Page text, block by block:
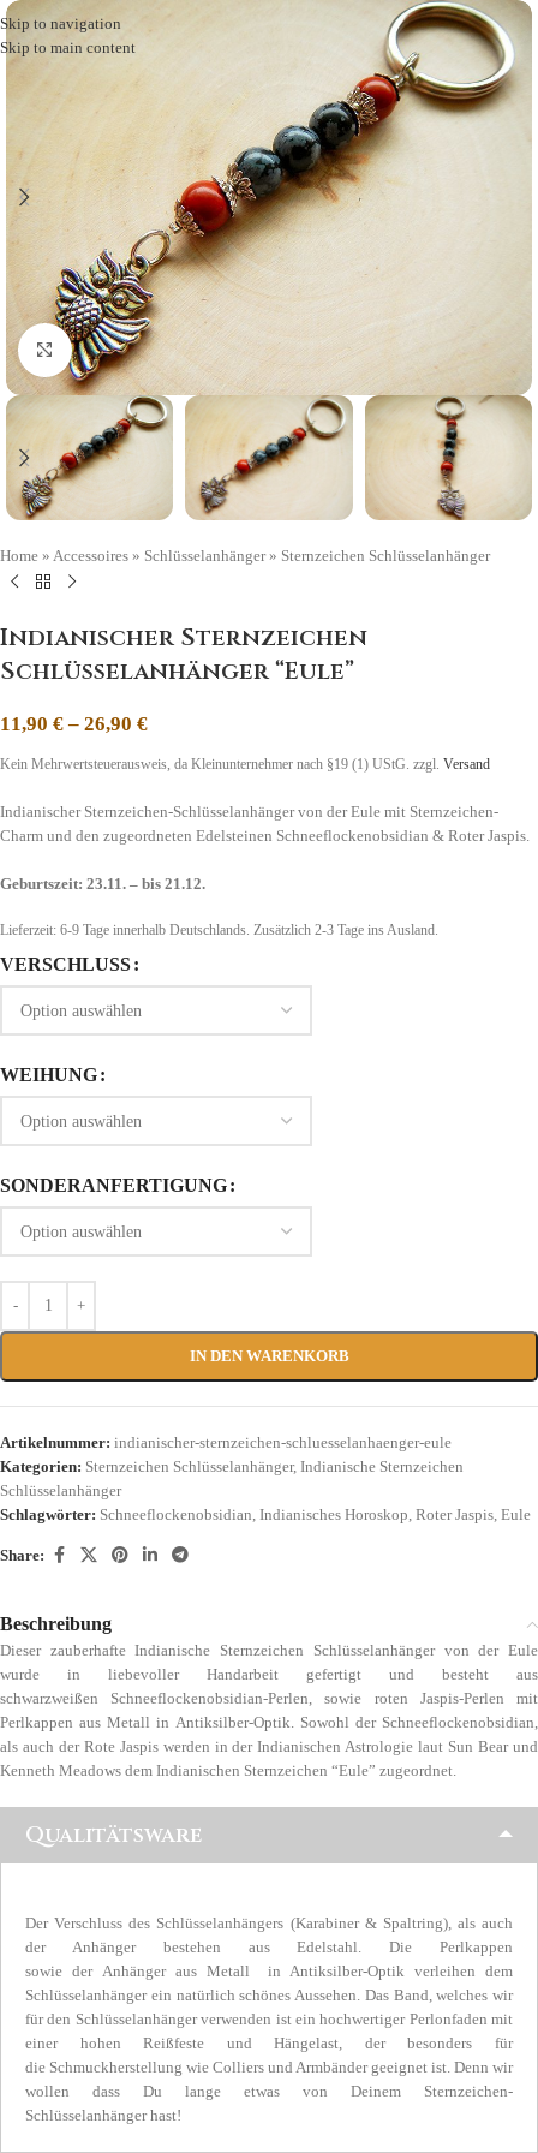
Skip to navigation
Skip to main content
Click to enlarge
Home » Accessoires » Schlüsselanhänger» Sternzeichen Schlüsselanhänger
Indianischer Sternzeichen
Schlüsselanhänger “Eule”
11,90 €– 26,90 €
Kein Mehrwertsteuerausweis, da Kleinunternehmer nach §19 (1) UStG. zzgl. Versand
Indianischer Sternzeichen-Schlüsselanhänger von der Eule mit Sternzeichen-
Charm und den zugeordneten Edelsteinen Schneeflockenobsidian & Roter Jaspis.
Geburtszeit: 23.11. – bis 21.12.
Lieferzeit: 6-9 Tage innerhalb Deutschlands. Zusätzlich 2-3 Tage ins Ausland.
VERSCHLUSS
WEIHUNG
SONDERANFERTIGUNG
IN DEN WARENKORB
Artikelnummer: indianischer-sternzeichen-schluesselanhaenger-eule
Kategorien: Sternzeichen Schlüsselanhänger, Indianische Sternzeichen
Schlüsselanhänger
Schlagwörter: Schneeflockenobsidian, Indianisches Horoskop, Roter Jaspis, Eule
Share:
Beschreibung
Dieser zauberhafte Indianische Sternzeichen Schlüsselanhänger von der Eule
wurde in liebevoller Handarbeit gefertigt und besteht aus
schwarzweißen Schneeflockenobsidian-Perlen, sowie roten Jaspis-Perlen mit
Perlkappen aus Metall in Antiksilber-Optik. Sowohl der Schneeflockenobsidian,
als auch der Rote Jaspis werden in der Indianischen Astrologie laut Sun Bear und
Kenneth Meadows dem Indianischen Sternzeichen “Eule” zugeordnet.
Qualitätsware
Der Verschluss des Schlüsselanhängers (Karabiner & Spaltring), als auch
der Anhänger bestehen aus Edelstahl. Die Perlkappen
sowie der Anhänger aus Metall in Antiksilber-Optik verleihen dem
Schlüsselanhänger ein natürlich schönes Aussehen. Das Band, welches wir
für den Schlüsselanhänger verwenden ist ein hochwertiger Perlonfaden mit
einer hohen Reißfeste und Hängelast, der besonders für
die Schmuckherstellung wie Colliers und Armbänder geeignet ist. Denn wir
wollen dass Du lange etwas von Deinem Sternzeichen-
Schlüsselanhänger hast!